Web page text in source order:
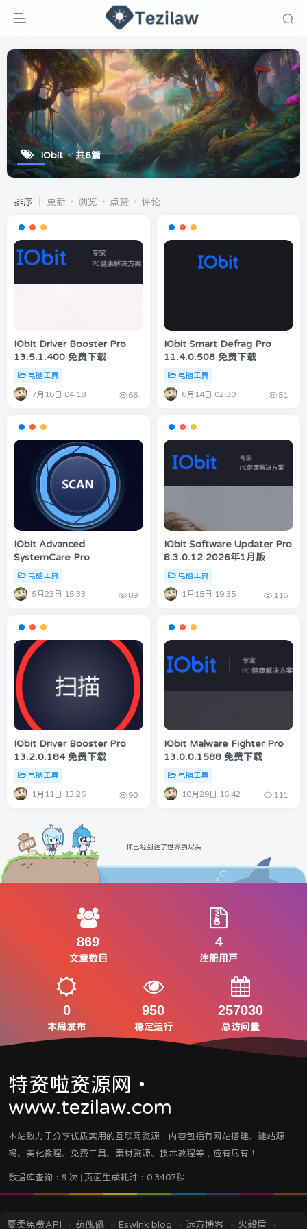
IObit 共6篇
排序 更新 浏览 点赞 评论
IObit Driver Booster Pro
13.5.1.400 免费下载
电脑工具
7月16日 04:18 66
IObit Smart Defrag Pro
11.4.0.508 免费下载
电脑工具
6月14日 02:30 51
IObit Advanced
SystemCare Pro
电脑工具
5月23日 15:33 89
IObit Software Updater Pro
8.3.0.12 2026年1月版
电脑工具
1月15日 19:35 116
IObit Driver Booster Pro
13.2.0.184 免费下载
电脑工具
1月11日 13:26 90
IObit Malware Fighter Pro
13.0.0.1588 免费下载
电脑工具
10月29日 16:42 111
你已经到达了世界的尽头
869
文章数目
4
注册用户
0
本周发布
950
稳定运行
257030
总访问量
特资啦资源网・
www.tezilaw.com
本站致力于分享优质实用的互联网资源，内容包括有网站搭建、建站源
码、美化教程、免费工具、素材资源、技术教程等，应有尽有！
数据库查询：9 次 | 页面生成耗时：0.3407秒
夏柔免费API 萌傀儡 Eswlnk blog 远方博客 火毅盾